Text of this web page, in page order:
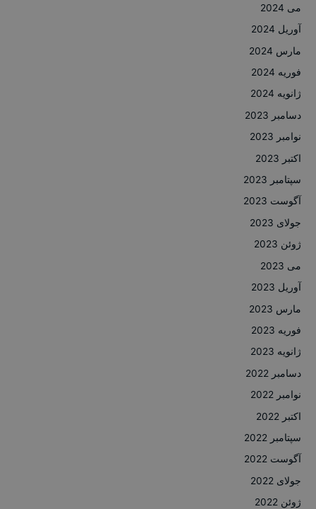
می 2024
آوریل 2024
مارس 2024
فوریه 2024
ژانویه 2024
دسامبر 2023
نوامبر 2023
اکتبر 2023
سپتامبر 2023
آگوست 2023
جولای 2023
ژوئن 2023
می 2023
آوریل 2023
مارس 2023
فوریه 2023
ژانویه 2023
دسامبر 2022
نوامبر 2022
اکتبر 2022
سپتامبر 2022
آگوست 2022
جولای 2022
ژوئن 2022